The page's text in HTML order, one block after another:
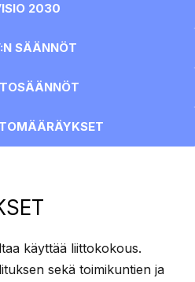
2030
SÄÄNNÖT
käyttää liittokokous.
sekä toimikuntien ja